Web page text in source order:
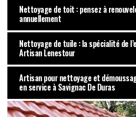
Nettoyage de toit : pensez à
annuellement
Nettoyage de tuile : la spécialité de
Artisan Lenestour
Artisan pour nettoyage et
en service à Savignac De Duras